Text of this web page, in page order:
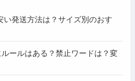
い発送方法は？サイズ別のおす
ールはある？禁止ワードは？変